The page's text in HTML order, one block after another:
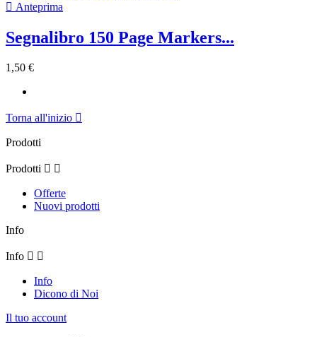
 Anteprima
Segnalibro 150 Page Markers...
1,50 €
Torna all'inizio 
Prodotti
Prodotti  
Offerte
Nuovi prodotti
Info
Info  
Info
Dicono di Noi
Il tuo account